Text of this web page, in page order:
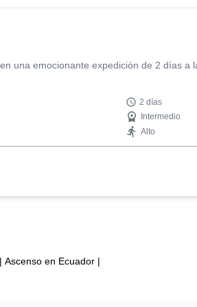
una emocionante expedición de 2 días
2 días
Intermedio
Alto
| Ascenso en Ecuador |